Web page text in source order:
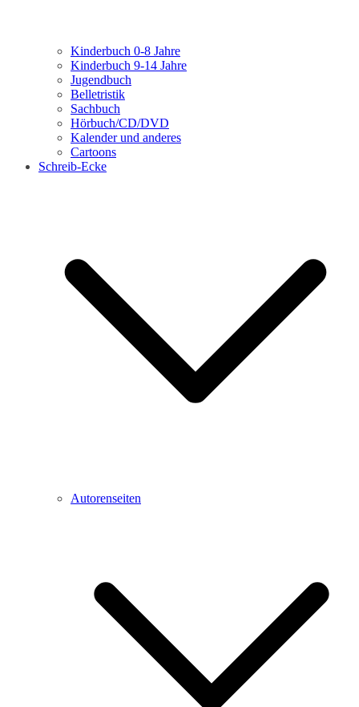
Kinderbuch 0-8 Jahre
Kinderbuch 9-14 Jahre
Jugendbuch
Belletristik
Sachbuch
Hörbuch/CD/DVD
Kalender und anderes
Cartoons
Schreib-Ecke
Autorenseiten